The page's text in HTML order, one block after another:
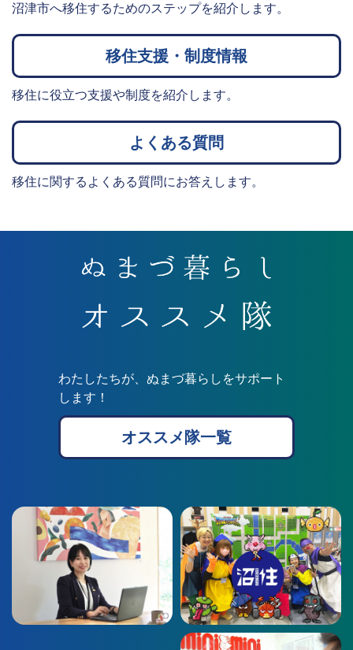
沼津市へ移住するためのステップを紹介します。
移住支援・制度情報
移住に役立つ支援や制度を紹介します。
よくある質問
移住に関するよくある質問にお答えします。
わたしたちが、ぬまづ暮らしをサポート
します！
オススメ隊一覧